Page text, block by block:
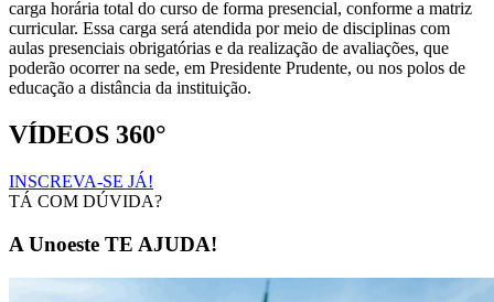
carga horária total do curso de forma presencial, conforme a matriz
curricular. Essa carga será atendida por meio de disciplinas com
aulas presenciais obrigatórias e da realização de avaliações, que
poderão ocorrer na sede, em Presidente Prudente, ou nos polos de
educação a distância da instituição.
VÍDEOS 360°
INSCREVA-SE JÁ!
TÁ COM DÚVIDA?
A Unoeste TE AJUDA!